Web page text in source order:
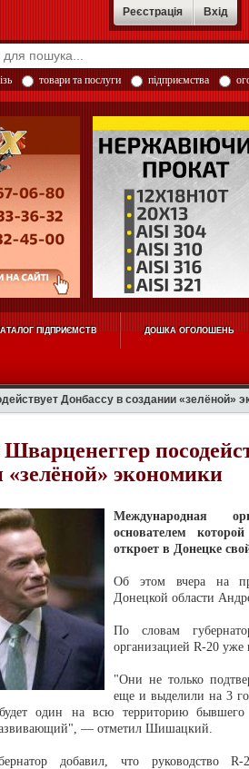
Реєстрація Вхід
товари та послуги підприємства
ПІДПРИЄМСТВ ДОШКА ОГОЛОШЕНЬ
Донбассу в создании «зелёной»
«зелёной» экономики
Международная
основателем
откроет в Донецке
Об этом вчера на
Донецкой области
По словам
организацией R-20
"Они не только
еще и выделили на 3
один на всю территорию бывшего
— отметил Шишацкий.
добавил, что руководство